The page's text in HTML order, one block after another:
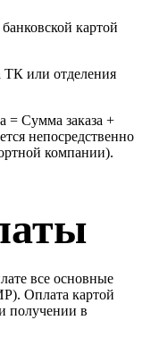
картой
ТК или отделения
= Сумма заказа +
непосредственно
компании).
все основные
Оплата картой
получении в